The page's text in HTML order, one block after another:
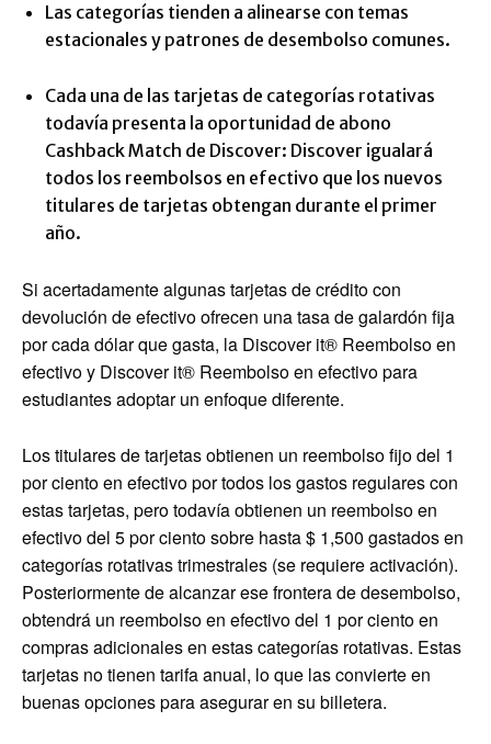
Las categorías tienden a alinearse con temas
estacionales y patrones de desembolso comunes.
Cada una de las tarjetas de categorías rotativas
todavía presenta la oportunidad de abono
Cashback Match de Discover: Discover igualará
todos los reembolsos en efectivo que los nuevos
titulares de tarjetas obtengan durante el primer
año.
Si acertadamente algunas tarjetas de crédito con
devolución de efectivo ofrecen una tasa de galardón fija
por cada dólar que gasta, la Discover it® Reembolso en
efectivoy Discover it® Reembolso en efectivo para
estudiantesadoptar un enfoque diferente.
Los titulares de tarjetas obtienen un reembolso fijo del 1
por ciento en efectivo por todos los gastos regulares con
estas tarjetas, pero todavía obtienen un reembolso en
efectivo del 5 por ciento sobre hasta $ 1,500 gastados en
categorías rotativas trimestrales (se requiere activación).
Posteriormente de alcanzar ese frontera de desembolso,
obtendrá un reembolso en efectivo del 1 por ciento en
compras adicionales en estas categorías rotativas. Estas
tarjetas no tienen tarifa anual, lo que las convierte en
buenas opciones para asegurar en su billetera.